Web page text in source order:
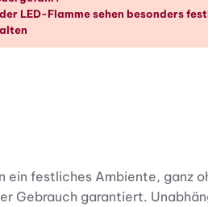
LED-Flamme sehen besonders
festliches Ambiente, ganz
garantiert.